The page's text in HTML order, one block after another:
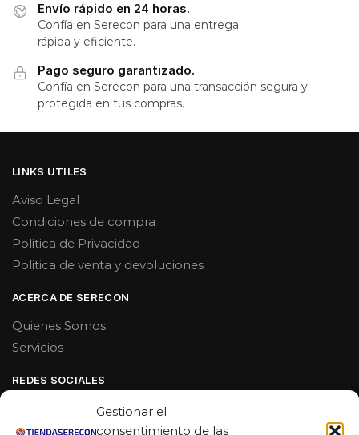
Gestionar el
consentimiento de las
Envío rápido en 24 horas.
Confía en Serecon para una entrega
rápida y eficiente.
Pago seguro garantizado.
Confía en Serecon para una transacción segura y
protegida en tus compras.
LINKS UTILES
Aviso Legal
Condiciones de compra
Politica de Privacidad
Politica de venta y devoluciones
ACERCA DE SERECON
Quienes Somos
Servicios
REDES SOCIALES
Linkedin